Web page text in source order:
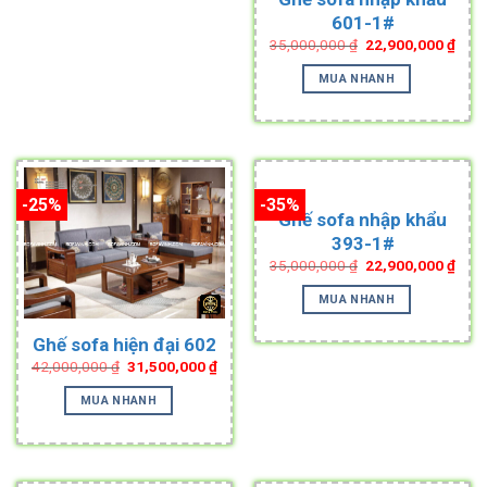
601-1#
35,000,000₫ Original
price
was:
35,000,000 ₫.
22,900,000₫
price
is:
MUA NHANH
-25%
Ghế sofa hiện đại 602
42,000,000₫ Original
price
was:
42,000,000 ₫.
31,500,000₫Current
price
is:
31,500,000 ₫.
MUA NHANH
-35%
Ghế sofa nhập khẩu
393-1#
35,000,000₫ Original
price
was:
35,000,000 ₫.
22,900,000₫
price
is:
MUA NHANH